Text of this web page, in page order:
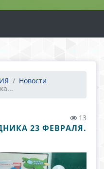
Новости
13
23 ФЕВРАЛЯ.